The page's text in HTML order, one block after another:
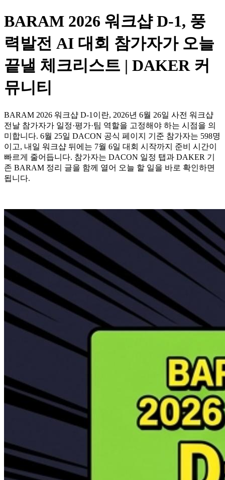
BARAM 2026 워크샵 D-1, 풍
력발전 AI 대회 참가자가 오늘
끝낼 체크리스트 | DAKER 커
뮤니티
BARAM 2026 워크샵 D-1이란, 2026년 6월 26일 사전 워크샵
전날 참가자가 일정·평가·팀 역할을 고정해야 하는 시점을 의
미합니다. 6월 25일 DACON 공식 페이지 기준 참가자는 598명
이고, 내일 워크샵 뒤에는 7월 6일 대회 시작까지 준비 시간이
빠르게 줄어듭니다. 참가자는 DACON 일정 탭과 DAKER 기
존 BARAM 정리 글을 함께 열어 오늘 할 일을 바로 확인하면
됩니다.